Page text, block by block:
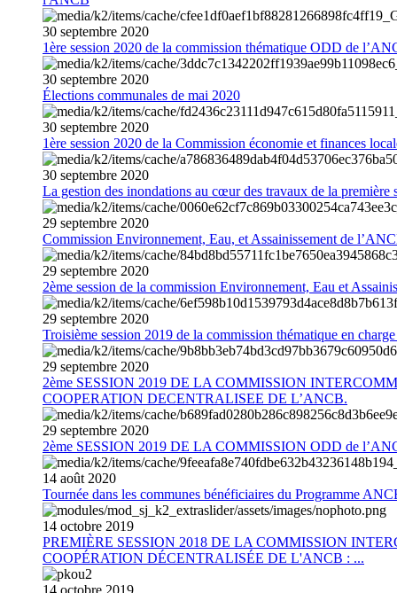
30 septembre 2020
1ère session 2020 de la commission thématique ODD de
30 septembre 2020
Élections communales de mai 2020
30 septembre 2020
1ère session 2020 de la Commission économie et finances
30 septembre 2020
La gestion des inondations au cœur des travaux de la première
29 septembre 2020
Commission Environnement, Eau, et Assainissement de
29 septembre 2020
2ème session de la commission Environnement, Eau et
29 septembre 2020
Troisième session 2019 de la commission thématique en
29 septembre 2020
2ème SESSION 2019 DE LA COMMISSION
COOPERATION DECENTRALISEE DE L’ANCB.
29 septembre 2020
2ème SESSION 2019 DE LA COMMISSION ODD de
14 août 2020
Tournée dans les communes bénéficiaires du Programme
14 octobre 2019
PREMIÈRE SESSION 2018 DE LA COMMISSION
COOPÉRATION DÉCENTRALISÉE DE L'ANCB : ...
14 octobre 2019